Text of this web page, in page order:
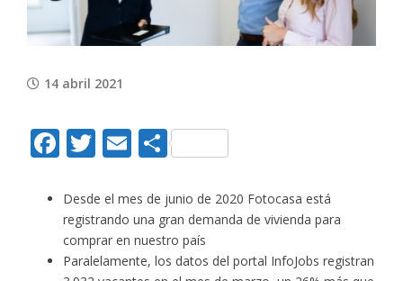
14 abril 2021
Facebook
Twitter
EmailCompartir
Desde el mes de junio de 2020 Fotocasa está
registrando una gran demanda de vivienda para
comprar en nuestro país
Paralelamente, los datos del portal InfoJobs registran